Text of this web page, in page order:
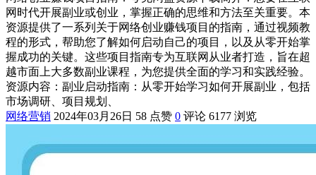
网时代开展副业或创业，掌握正确的思维和方法至关重要。本
资源提供了一系列关于网络创业赚钱项目的指南，通过视频教
程的形式，帮助您了解如何启动自己的项目，以及从零开始掌
握成功的关键。这些项目指南专为互联网从业者打造，旨在超
越市面上大多数副业课程，为您提供全面的学习和实践经验。
资源内容：副业启动指南：从零开始学习如何开展副业，包括
市场调研、项目规划、
网络营销 2024年03月26日 58 点赞 0 评论 6177 浏览